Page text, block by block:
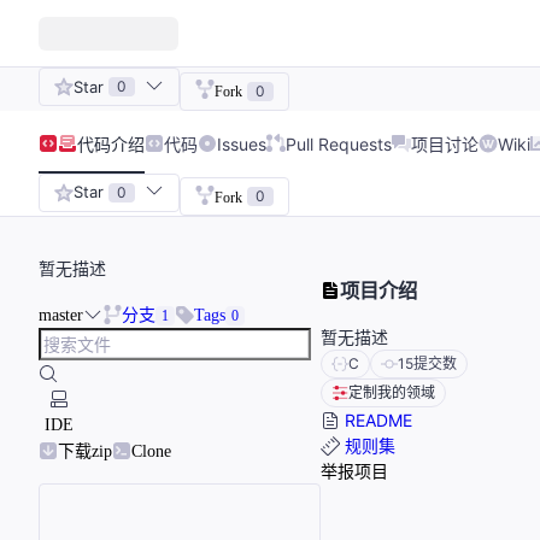
Star 0 Fork 0
代码介绍 代码 Issues Pull Requests 项目讨论 Wiki
Star 0 Fork 0
暂无描述
master 分支 1 Tags 0
IDE
下载zip
Clone
项目介绍
暂无描述
C 15提交数
定制我的领域
README
规则集
举报项目